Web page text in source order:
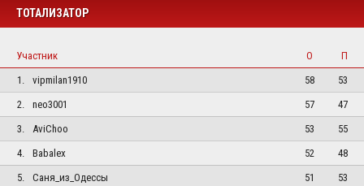
ТОТАЛИЗАТОР
Участник О
П
1.
vipmilan1910 58
53
2.
neo3001 57
47
3.
AviChoo 53
55
4.
Babalex 52
48
5.
Саня_из_Одессы 51 53